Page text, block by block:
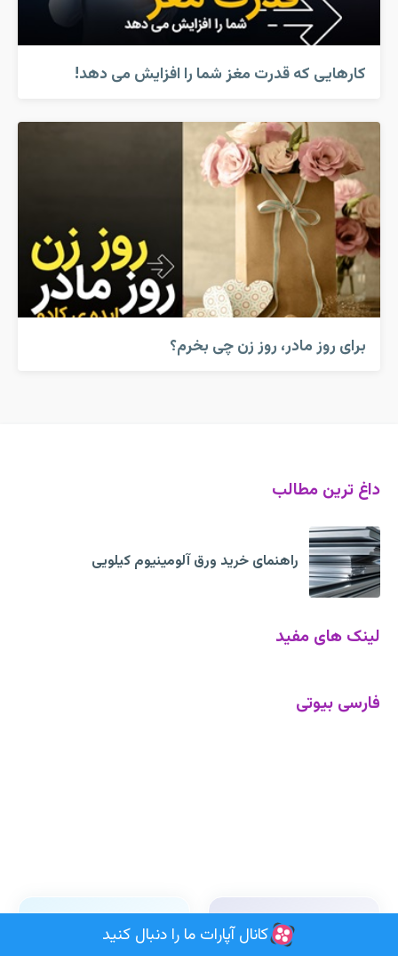
کارهایی که قدرت مغز شما را افزایش می دهد!
برای روز مادر، روز زن چی بخرم؟
داغ ترین مطالب
راهنمای خرید ورق آلومینیوم کیلویی
لینک های مفید
فارسی بیوتی
کانال آپارات ما را دنبال کنید